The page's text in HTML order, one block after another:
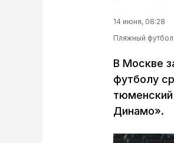
14 июня, 08:28
Пляжный футбол
В Москве
футболу
Динамо».